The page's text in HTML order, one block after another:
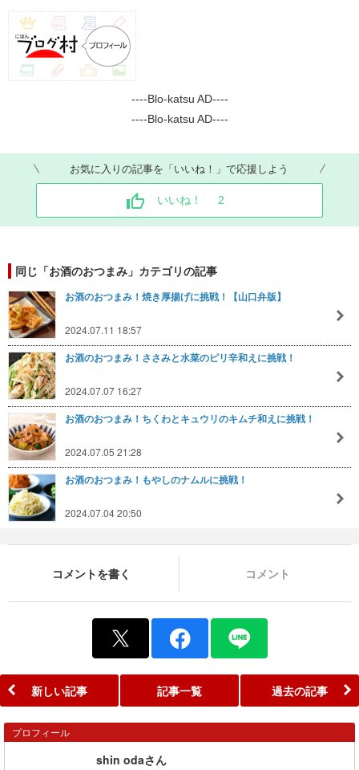
----Blo-katsu AD----
----Blo-katsu AD----
お気に入りの記事を「いいね！」で応援しよう
いいね！ 2
同じ「お酒のおつまみ」カテゴリの記事
お酒のおつまみ！焼き厚揚げに挑戦！【山口弁版】
2024.07.11 18:57
お酒のおつまみ！ささみと水菜のピリ辛和えに挑戦！
2024.07.07 16:27
お酒のおつまみ！ちくわとキュウリのキムチ和えに挑戦！
2024.07.05 21:28
お酒のおつまみ！もやしのナムルに挑戦！
2024.07.04 20:50
コメントを書く コメント
新しい記事 記事一覧 過去の記事
プロフィール
shin odaさん